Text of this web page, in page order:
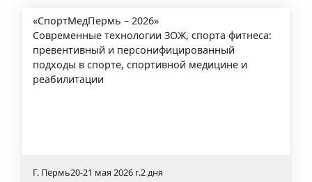
«СпортМедПермь – 2026»
Современные технологии ЗОЖ, спорта фитнеса:
превентивный и персонифицированный
подходы в спорте, спортивной медицине и
реабилитации
Г. Пермь20-21 мая 2026 г.2 дня